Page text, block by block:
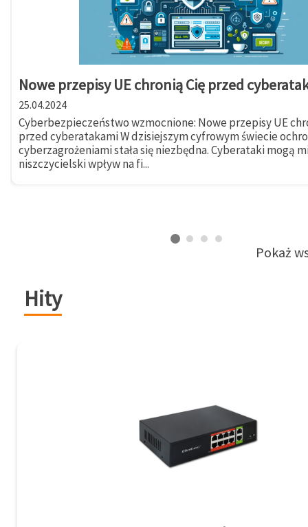
Nowe przepisy UE chronią Cię przed
25.04.2024
Cyberbezpieczeństwo wzmocnione: Nowe przepisy UE
przed cyberatakami W dzisiejszym cyfrowym świecie
cyberzagrożeniami stała się niezbędna. Cyberataki mogą
niszczycielski wpływ na fi...
Pokaż
Hity